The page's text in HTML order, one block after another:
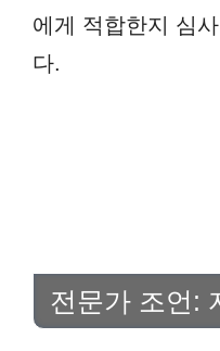
에게 적합한지 심
다.
전문가 조언: